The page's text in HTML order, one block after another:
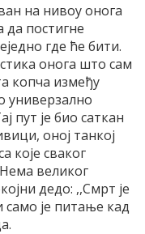
на нивоу онога
да постигне
где ће бити.
онога што сам
копча између
универзално
пут је био саткан
оној танкој
које сваког
великог
дедо: ,,Смрт је
је питање кад